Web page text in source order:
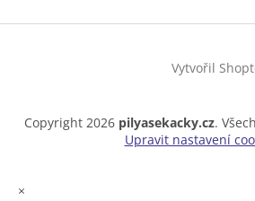
Vytvořil
Copyright 2026 pilyasekacky.cz.
Upravit nastavení
×